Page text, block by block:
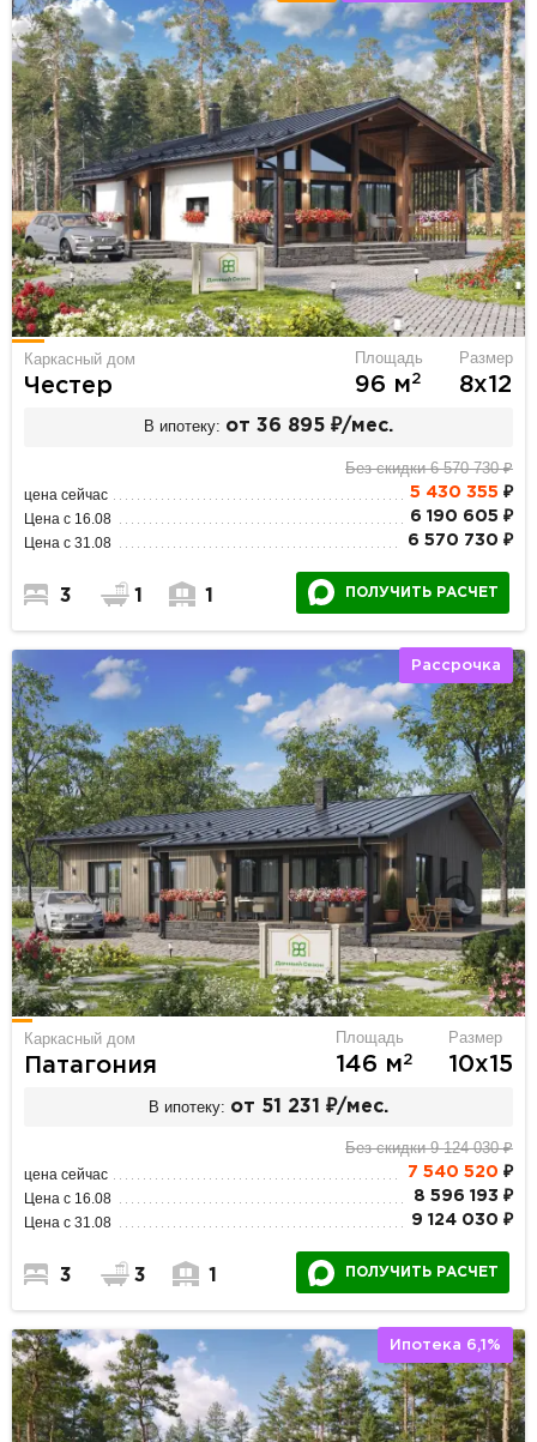
Каркасный дом
Честер
Площадь
96 м2
Размер
8х12
В ипотеку: от 36 895 ₽/мес.
Без скидки 6 570 730 ₽
цена сейчас 5 430 355 ₽
Цена с 16.08 6 190 605 ₽
Цена с 31.08 6 570 730 ₽
3 1 1 ПОЛУЧИТЬ РАСЧЕТ
Рассрочка
Каркасный дом
Патагония
Площадь
146 м2
Размер
10х15
В ипотеку: от 51 231 ₽/мес.
Без скидки 9 124 030 ₽
цена сейчас 7 540 520 ₽
Цена с 16.08 8 596 193 ₽
Цена с 31.08 9 124 030 ₽
3 3 1 ПОЛУЧИТЬ РАСЧЕТ
Ипотека 6,1%